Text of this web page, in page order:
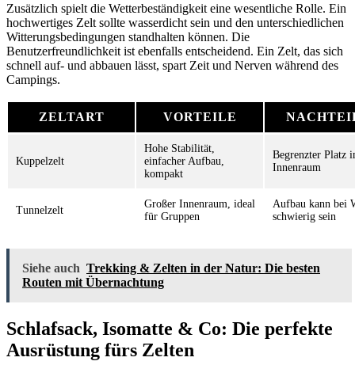
Zusätzlich spielt die Wetterbeständigkeit eine wesentliche Rolle. Ein
hochwertiges Zelt sollte wasserdicht sein und den unterschiedlichen
Witterungsbedingungen standhalten können. Die
Benutzerfreundlichkeit ist ebenfalls entscheidend. Ein Zelt, das sich
schnell auf- und abbauen lässt, spart Zeit und Nerven während des
Campings.
ZELTART VORTEILE
Kuppelzelt
Hohe Stabilität,
einfacher Aufbau,
kompakt
Begrenzter Platz
Innenraum
Tunnelzelt
Großer Innenraum, ideal
für Gruppen
Aufbau kann bei
schwierig sein
Siehe auch Trekking & Zelten in der Natur: Die besten
Routen mit Übernachtung
Schlafsack, Isomatte & Co: Die perfekte
Ausrüstung fürs Zelten